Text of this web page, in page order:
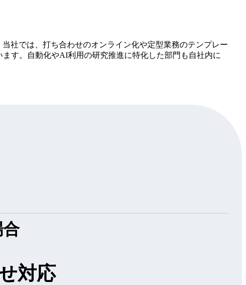
社では、打ち合わせのオンライン化や定型業務のテンプレー
す。自動化やAI利用の研究推進に特化した部門も自社内に
対応